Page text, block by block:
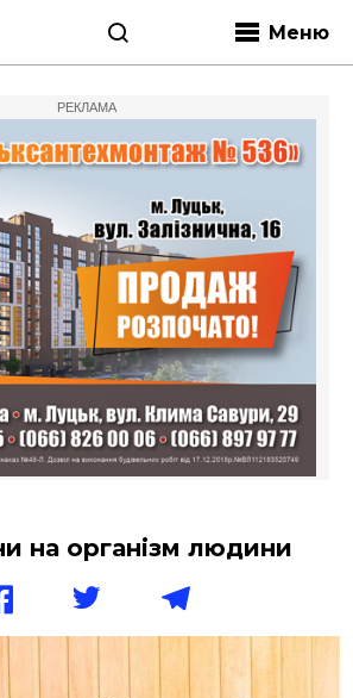
Меню
РЕКЛАМА
на організм людини